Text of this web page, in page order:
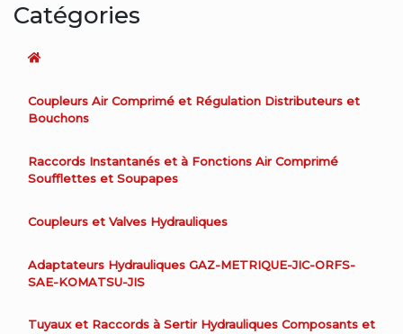
Catégories
Coupleurs Air Comprimé et Régulation Distributeurs et
Bouchons
Raccords Instantanés et à Fonctions Air Comprimé
Soufflettes et Soupapes
Coupleurs et Valves Hydrauliques
Adaptateurs Hydrauliques GAZ-METRIQUE-JIC-ORFS-
SAE-KOMATSU-JIS
Tuyaux et Raccords à Sertir Hydrauliques Composants et